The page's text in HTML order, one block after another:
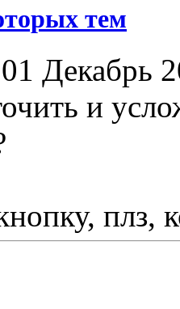
тем
01 Декабрь
и
плз,